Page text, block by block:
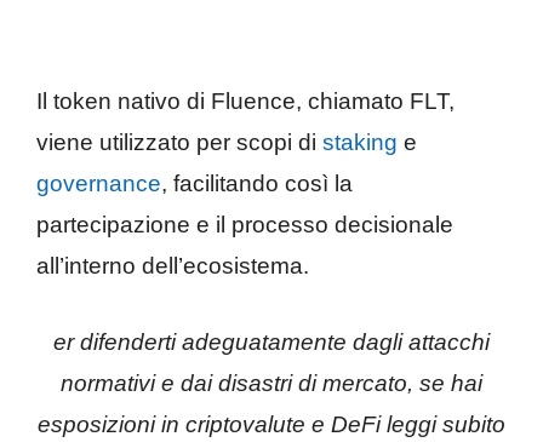
Il token nativo di Fluence, chiamato FLT,
viene utilizzato per scopi di staking e
governance, facilitando così la
partecipazione e il processo decisionale
all’interno dell’ecosistema.
er difenderti adeguatamente dagli attacchi
normativi e dai disastri di mercato, se hai
esposizioni in criptovalute e DeFi leggi subito